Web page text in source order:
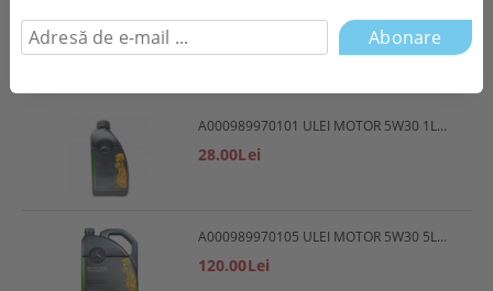
Cele mai vândute produse
A000989970101 ULEI MOTOR 5W30 1L MERCEDES
28.00Lei
A000989970105 ULEI MOTOR 5W30 5L MERCEDES
120.00Lei